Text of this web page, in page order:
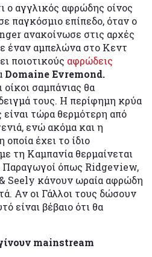
ο αγγλικός αφρώδης οίνος
παγκόσμιο επίπεδο, όταν ο
ανακοίνωσε στις αρχές
έναν αμπελώνα στο Κεντ
ποιοτικούς αφρώδεις
Domaine Evremond.
σαμπάνιας θα
τους. Η περίφημη κρύα
τώρα θερμότερη από
ενώ ακόμα και η
έχει το ίδιο
τη Καμπανία θερμαίνεται
Παραγωγοί όπως Ridgeview,
Seely κάνουν ωραία αφρώδη
Αν οι Γάλλοι τους δώσουν
είναι βέβαιο ότι θα
mainstream